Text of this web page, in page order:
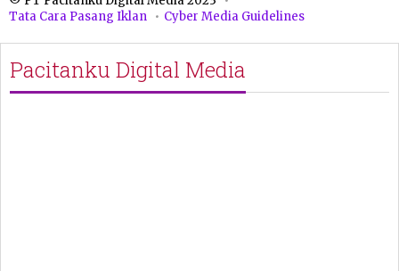
Tata Cara Pasang Iklan
Cyber Media Guidelines
Pacitanku Digital Media